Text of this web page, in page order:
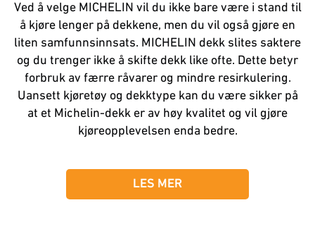
Ved å velge MICHELIN vil du ikke bare være i stand til
å kjøre lenger på dekkene, men du vil også gjøre en
liten samfunnsinnsats. MICHELIN dekk slites saktere
og du trenger ikke å skifte dekk like ofte. Dette betyr
forbruk av færre råvarer og mindre resirkulering.
Uansett kjøretøy og dekktype kan du være sikker på
at et Michelin-dekk er av høy kvalitet og vil gjøre
kjøreopplevelsen enda bedre.
LES MER